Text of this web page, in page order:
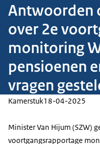
Antwoorden
over 2e
monitoring
pensioenen
vragen
Kamerstuk18-04-2025
Minister Van Hijum (SZW)
voortgangsrapportage